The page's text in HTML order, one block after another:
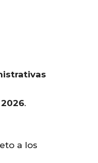
.
a los